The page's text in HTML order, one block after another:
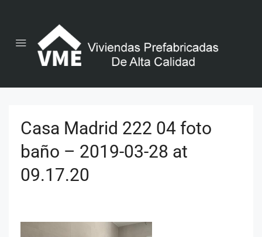
Casa Madrid 222 04 foto
baño – 2019-03-28 at
09.17.20